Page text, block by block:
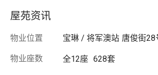
屋苑资讯
物业位置 宝琳 / 将军澳站 唐俊街28
物业座数 全12座 628套